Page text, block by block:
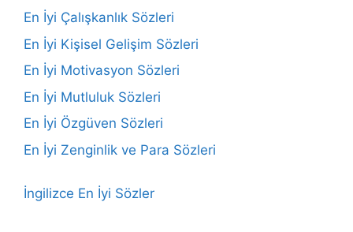
En İyi Çalışkanlık Sözleri
En İyi Kişisel Gelişim Sözleri
En İyi Motivasyon Sözleri
En İyi Mutluluk Sözleri
En İyi Özgüven Sözleri
En İyi Zenginlik ve Para Sözleri
İngilizce En İyi Sözler